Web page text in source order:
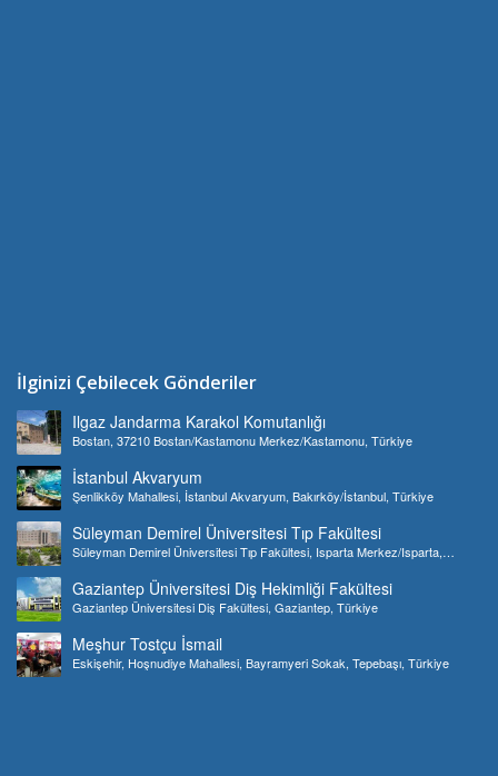
İlginizi Çebilecek Gönderiler
Ilgaz Jandarma Karakol Komutanlığı
Bostan, 37210 Bostan/Kastamonu Merkez/Kastamonu, Türkiye
İstanbul Akvaryum
Şenlikköy Mahallesi, İstanbul Akvaryum, Bakırköy/İstanbul, Türkiye
Süleyman Demirel Üniversitesi Tıp Fakültesi
Süleyman Demirel Üniversitesi Tıp Fakültesi, Isparta Merkez/Isparta,
Gaziantep Üniversitesi Diş Hekimliği Fakültesi
Gaziantep Üniversitesi Diş Fakültesi, Gaziantep, Türkiye
Meşhur Tostçu İsmail
Eskişehir, Hoşnudiye Mahallesi, Bayramyeri Sokak, Tepebaşı, Türkiye